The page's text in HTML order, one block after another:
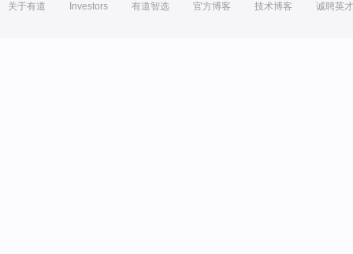
关于有道 Investors 有道智选 官方博客 技术博客 诚聘英才